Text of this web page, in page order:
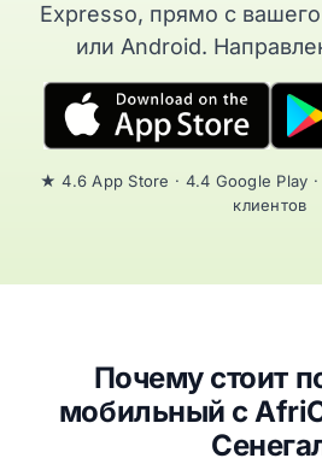
Expresso, прямо с
или Android.
★ 4.6 App Store · 4.4 Google Play
клиентов
Почему стоит
мобильный с